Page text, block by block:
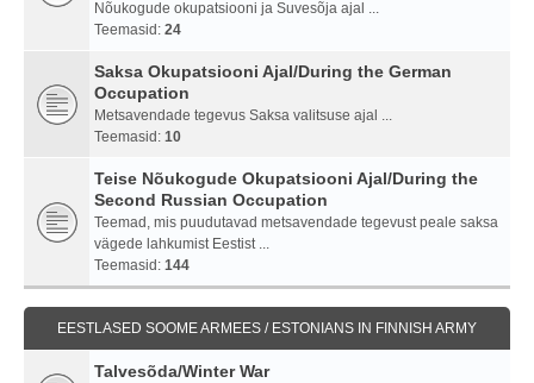
Nõukogude okupatsiooni ja Suvesõja ajal ...
Teemasid: 24
Saksa Okupatsiooni Ajal/During the German
Occupation
Metsavendade tegevus Saksa valitsuse ajal ...
Teemasid: 10
Teise Nõukogude Okupatsiooni Ajal/During the
Second Russian Occupation
Teemad, mis puudutavad metsavendade tegevust peale saksa
vägede lahkumist Eestist ...
Teemasid: 144
EESTLASED SOOME ARMEES / ESTONIANS IN FINNISH ARMY
Talvesõda/Winter War